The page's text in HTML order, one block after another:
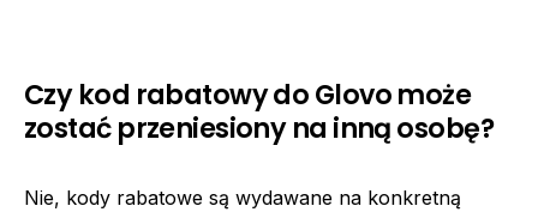
Czy kod rabatowy do Glovo może
zostać przeniesiony na inną osobę?
Nie, kody rabatowe są wydawane na konkretną